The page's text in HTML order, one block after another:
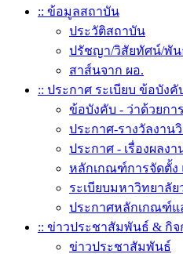
:: ข้อมูลสถาบัน
ประวัติสถาบัน
ปรัชญา/วิสัยทัศน์/พัน
สาส์นจาก ผอ.
:: ประกาศ ระเบียบ ข้อบังคั
ข้อบังคับ - ว่าด้วยกา
ประกาศ-รางวัลงาน
ประกาศ - เรื่องผลง
หลักเกณฑ์การจัดตั้ง
ระเบียบมหาวิทยาลั
ประกาศหลักเกณฑ์แ
:: ข่าวประชาสัมพันธ์ & กิจ
ข่าวประชาสัมพันธ์